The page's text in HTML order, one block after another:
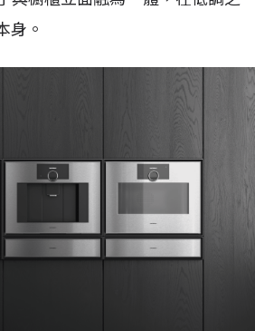
身。